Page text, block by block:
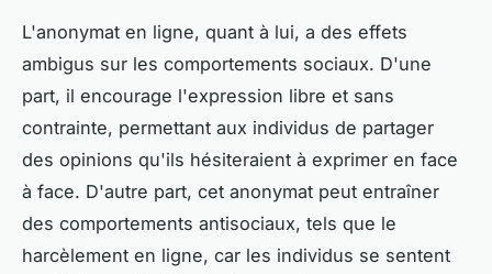
L'anonymat en ligne, quant à lui, a des effets
ambigus sur les comportements sociaux. D'une
part, il encourage l'expression libre et sans
contrainte, permettant aux individus de partager
des opinions qu'ils hésiteraient à exprimer en face
à face. D'autre part, cet anonymat peut entraîner
des comportements antisociaux, tels que le
harcèlement en ligne, car les individus se sentent